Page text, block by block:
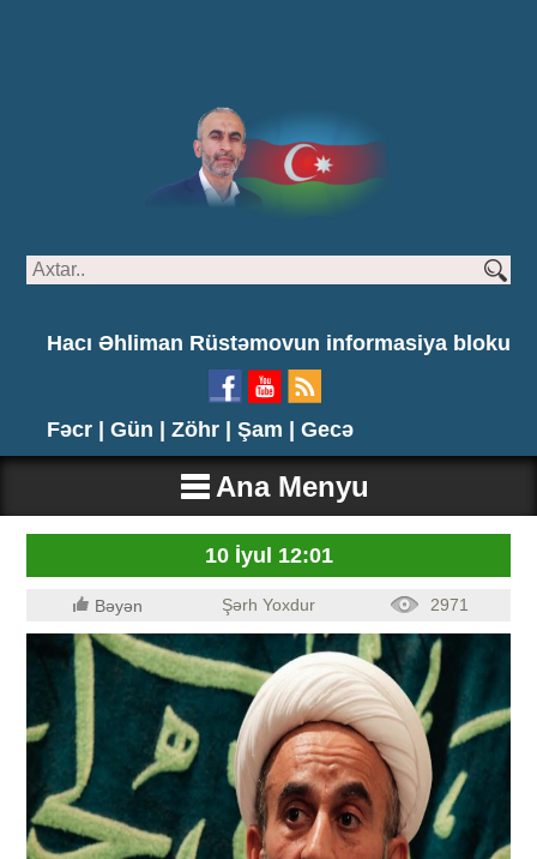
Hacı Əhliman Rüstəmovun informasiya bloku
Fəcr | Gün | Zöhr | Şam | Gecə
Ana Menyu
10 İyul 12:01
Bəyən Şərh Yoxdur 2971